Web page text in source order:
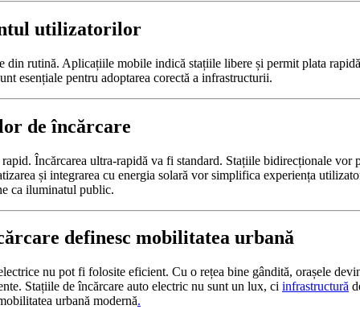
utilizatorilor
din rutină. Aplicațiile mobile indică stațiile libere și permit plata
esențiale pentru adoptarea corectă a infrastructurii.
de încărcare
Încărcarea ultra-rapidă va fi standard. Stațiile bidirecționale vor
și integrarea cu energia solară vor simplifica experiența
ca iluminatul public.
definesc mobilitatea urbană
nu pot fi folosite eficient. Cu o rețea bine gândită, orașele
Stațiile de încărcare auto electric nu sunt un lux, ci infrastructură
urbană modernă.